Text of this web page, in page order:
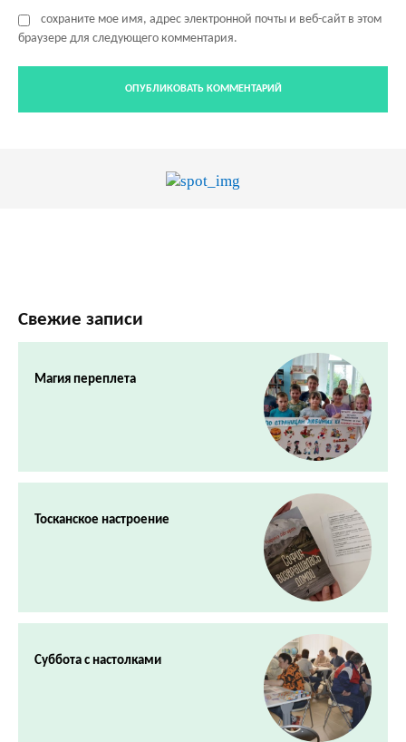
сохраните мое имя, адрес электронной почты и веб-сайт в этом
браузере для следующего комментария.
Свежие записи
Магия переплета
Тосканское настроение
Суббота с настолками